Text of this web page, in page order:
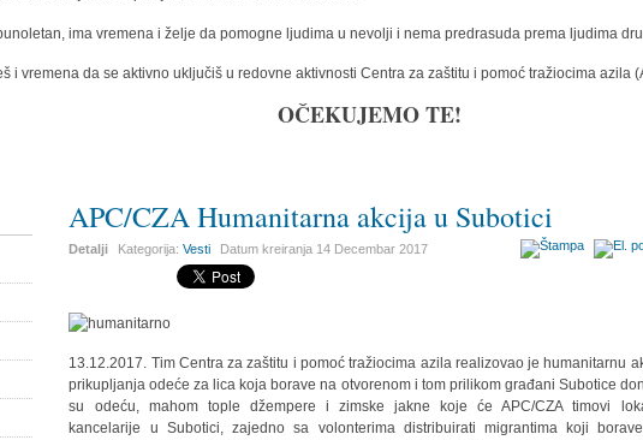
ima vremena i želje da pomogne ljudima u nevolji i nema predrasuda prema ljudima
i vremena da se aktivno uključiš u redovne aktivnosti Centra za zaštitu i pomoć tražiocima azila
OČEKUJEMO TE!
APC/CZA Humanitarna akcija u Subotici
Detalji Kategorija:Vesti Datum kreiranja 14 Decembar 2017
13.12.2017. Tim Centra za zaštitu i pomoć tražiocima azila realizovao je humanitarnu
prikupljanja odeće za lica koja borave na otvorenom i tom prilikom građani Subotice
su odeću, mahom tople džempere i zimske jakne koje će APC/CZA timovi
kancelarije u Subotici, zajedno sa volonterima distribuirati migrantima koji